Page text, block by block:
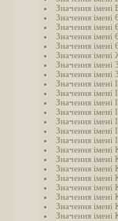
Значення імені
Значення імені
Значення імені
Значення імені
Значення імені
Значення імені
Значення імені
Значення імені
Значення імені
Значення імені
Значення імені
Значення імені
Значення імені
Значення імені
Значення імені
Значення імені
Значення імені
Значення імені
Значення імені
Значення імені
Значення імені
Значення імені
Значення імені